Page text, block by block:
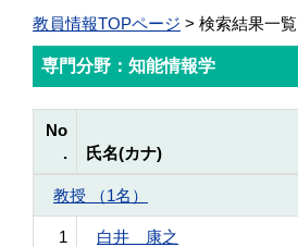
教員情報TOPページ > 検索結果一覧
専門分野：知能情報学
No
.
氏名(カナ)
教授 （1名）
1
白井 康之